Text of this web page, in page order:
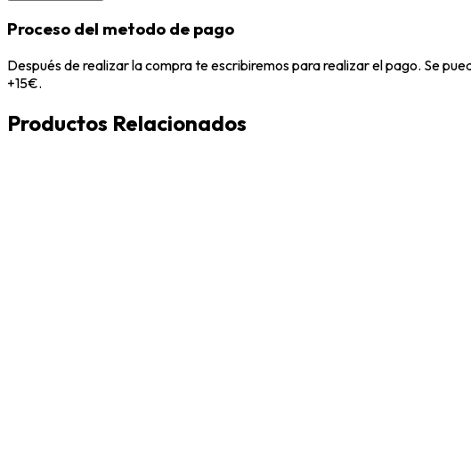
Proceso del metodo de pago
Después de realizar la compra te escribiremos para realizar el pago. Se
+15€.
Productos Relacionados